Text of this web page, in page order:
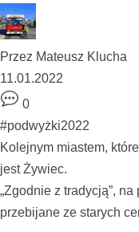
Przez Mateusz Klucha
11.01.2022
0
#podwyżki2022
Kolejnym miastem,
jest Żywiec.
„Zgodnie z tradycją”,
przebijane ze starych